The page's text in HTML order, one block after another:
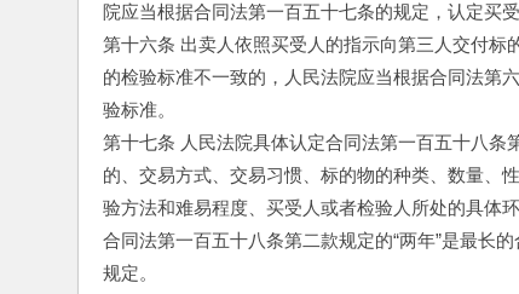
院应当根据合同法第一百五十七条的规定，认定买
第十六条 出卖人依照买受人的指示向第三人交付
的检验标准不一致的，人民法院应当根据合同法第
验标准。
第十七条 人民法院具体认定合同法第一百五十八条
的、交易方式、交易习惯、标的物的种类、数量、
验方法和难易程度、买受人或者检验人所处的具体
合同法第一百五十八条第二款规定的“两年”是最长
规定。